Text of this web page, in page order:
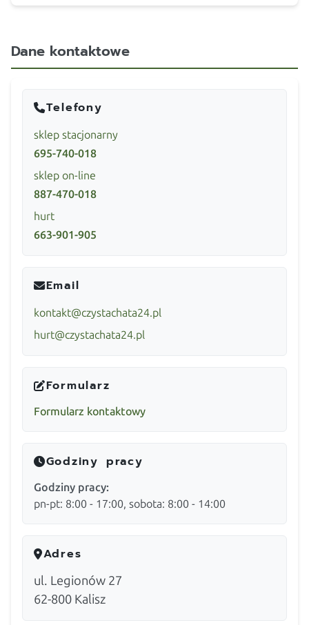
Dane kontaktowe
Telefony
sklep stacjonarny
695-740-018
sklep on-line
887-470-018
hurt
663-901-905
Email
kontakt@czystachata24.pl
hurt@czystachata24.pl
Formularz
Formularz kontaktowy
Godziny pracy
Godziny pracy:
pn-pt: 8:00 - 17:00, sobota: 8:00 - 14:00
Adres
ul. Legionów 27
62-800 Kalisz